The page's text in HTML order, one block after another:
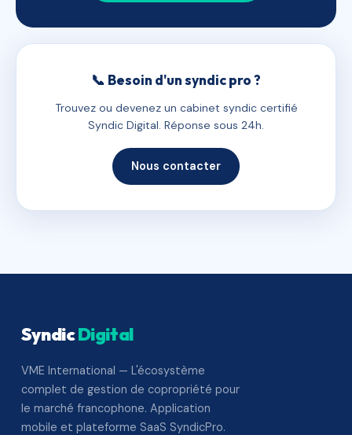
📞 Besoin d'un syndic pro ?
Trouvez ou devenez un cabinet syndic certifié
Syndic Digital. Réponse sous 24h.
Nous contacter
SyndicDigital
VME International — L'écosystème
complet de gestion de copropriété pour
le marché francophone. Application
mobile et plateforme SaaS SyndicPro.